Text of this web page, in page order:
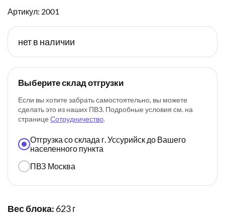
Артикул: 2001
нет в наличии
Выберите склад отгрузки
Если вы хотите забрать самостоятельно, вы можете
сделать это из наших ПВЗ. Подробные условия см. на
странице Сотрудничество.
Отгрузка со склада г. Уссурийск до Вашего
населенного пункта
ПВЗ Москва
Вес блока: 623 г